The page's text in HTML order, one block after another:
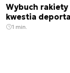
Wybuch
kwestia
1 min.